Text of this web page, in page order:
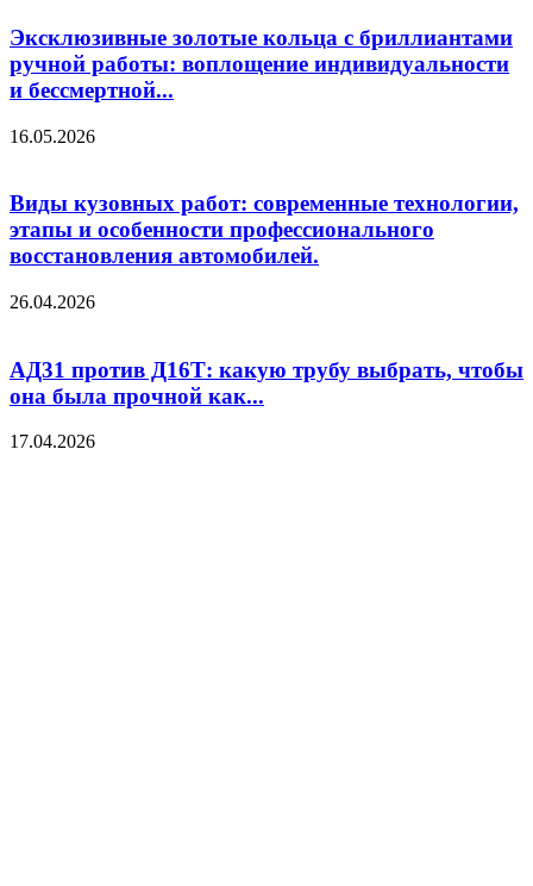
Эксклюзивные золотые кольца с бриллиантами
ручной работы: воплощение индивидуальности
и бессмертной...
16.05.2026
Виды кузовных работ: современные технологии,
этапы и особенности профессионального
восстановления автомобилей.
26.04.2026
АД31 против Д16Т: какую трубу выбрать, чтобы
она была прочной как...
17.04.2026